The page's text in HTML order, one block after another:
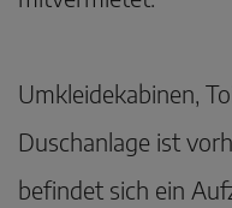
Umkleidekabinen,
Duschanlage ist
befindet sich ein